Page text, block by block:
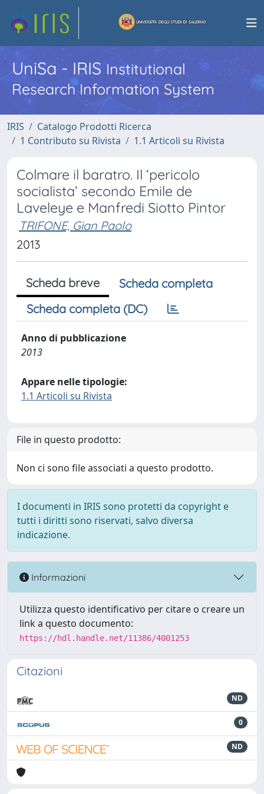
UniSa - IRISInstitutional
Research Information System
IRIS
Catalogo Prodotti Ricerca
1 Contributo su Rivista
1.1 Articoli su Rivista
Colmare il baratro. Il ‘pericolo
socialista’ secondo Emile de
Laveleye e Manfredi Siotto Pintor
TRIFONE, Gian Paolo
2013
Scheda breve
Scheda completa
Scheda completa (DC)
Anno di pubblicazione
2013
Appare nelle tipologie:
1.1 Articoli su Rivista
File in questo prodotto:
Non ci sono file associati a questo prodotto.
I documenti in IRIS sono protetti da copyright e
tutti i diritti sono riservati, salvo diversa
indicazione.
Informazioni
Utilizza questo identificativo per citare o creare un
link a questo documento:
https://hdl.handle.net/11386/4001253
Citazioni
ND
0
ND